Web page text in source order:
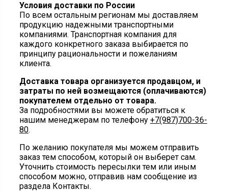
Условия доставки по России
По всем остальным регионам мы доставляем
продукцию надежными транспортными
компаниями. Транспортная компания для
каждого конкретного заказа выбирается по
принципу рациональности и пожеланиям
клиента.
Доставка товара организуется продавцом, и
затраты по ней возмещаются (оплачиваются)
покупателем отдельно от товара.
За подробностями вы можете обратиться к
нашим менеджерам по телефону +7(987)700-36-
80.
По желанию покупателя мы можем отправить
заказ тем способом, который он выберет сам.
Уточнить стоимость пересылки тем или иным
способом можно, отправив нам сообщение из
раздела Контакты.